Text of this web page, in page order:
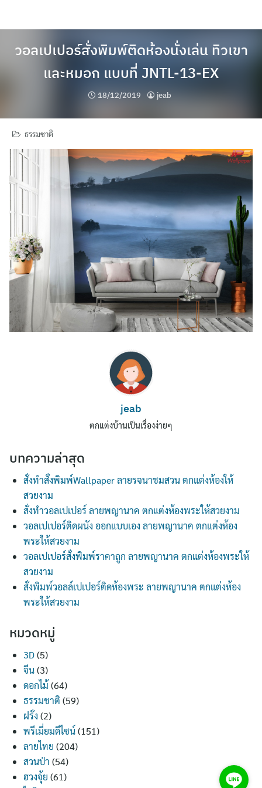
วอลเปเปอร์สั่งพิมพ์ติดห้องนั่งเล่น ทิวเขา
และหมอก แบบที่ JNTL-13-EX
18/12/2019 jeab
ธรรมชาติ
jeab
ตกแต่งบ้านเป็นเรื่องง่ายๆ
บทความล่าสุด
สั่งทำสั่งพิมพ์Wallpaper ลายรจนาชมสวน ตกแต่งห้องให้
สวยงาม
สั่งทำวอลเปเปอร์ ลายพญานาค ตกแต่งห้องพระให้สวยงาม
วอลเปเปอร์ติดผนัง ออกแบบเอง ลายพญานาค ตกแต่งห้อง
พระให้สวยงาม
วอลเปเปอร์สั่งพิมพ์ราคาถูก ลายพญานาค ตกแต่งห้องพระให้
สวยงาม
สั่งพิมพ์วอลล์เปเปอร์ติดห้องพระ ลายพญานาค ตกแต่งห้อง
พระให้สวยงาม
หมวดหมู่
3D(5)
จีน(3)
ดอกไม้ (64)
ธรรมชาติ (59)
ฝรั่ง (2)
พรีเมี่ยมดีไซน์(151)
ลายไทย (204)
สวนป่า (54)
ฮวงจุ้ย (61)